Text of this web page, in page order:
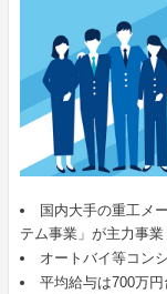
国内大手の重工メ
テム事業」が主力事業
オートバイ等コン
平均給与は700万